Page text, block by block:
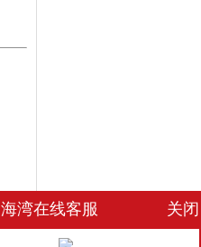
海湾在线客服 关闭